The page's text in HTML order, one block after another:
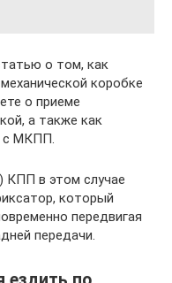
о том, как
коробке
о приеме
а также как
с МКПП.
КПП в этом случае
который
передвигая
передачи.